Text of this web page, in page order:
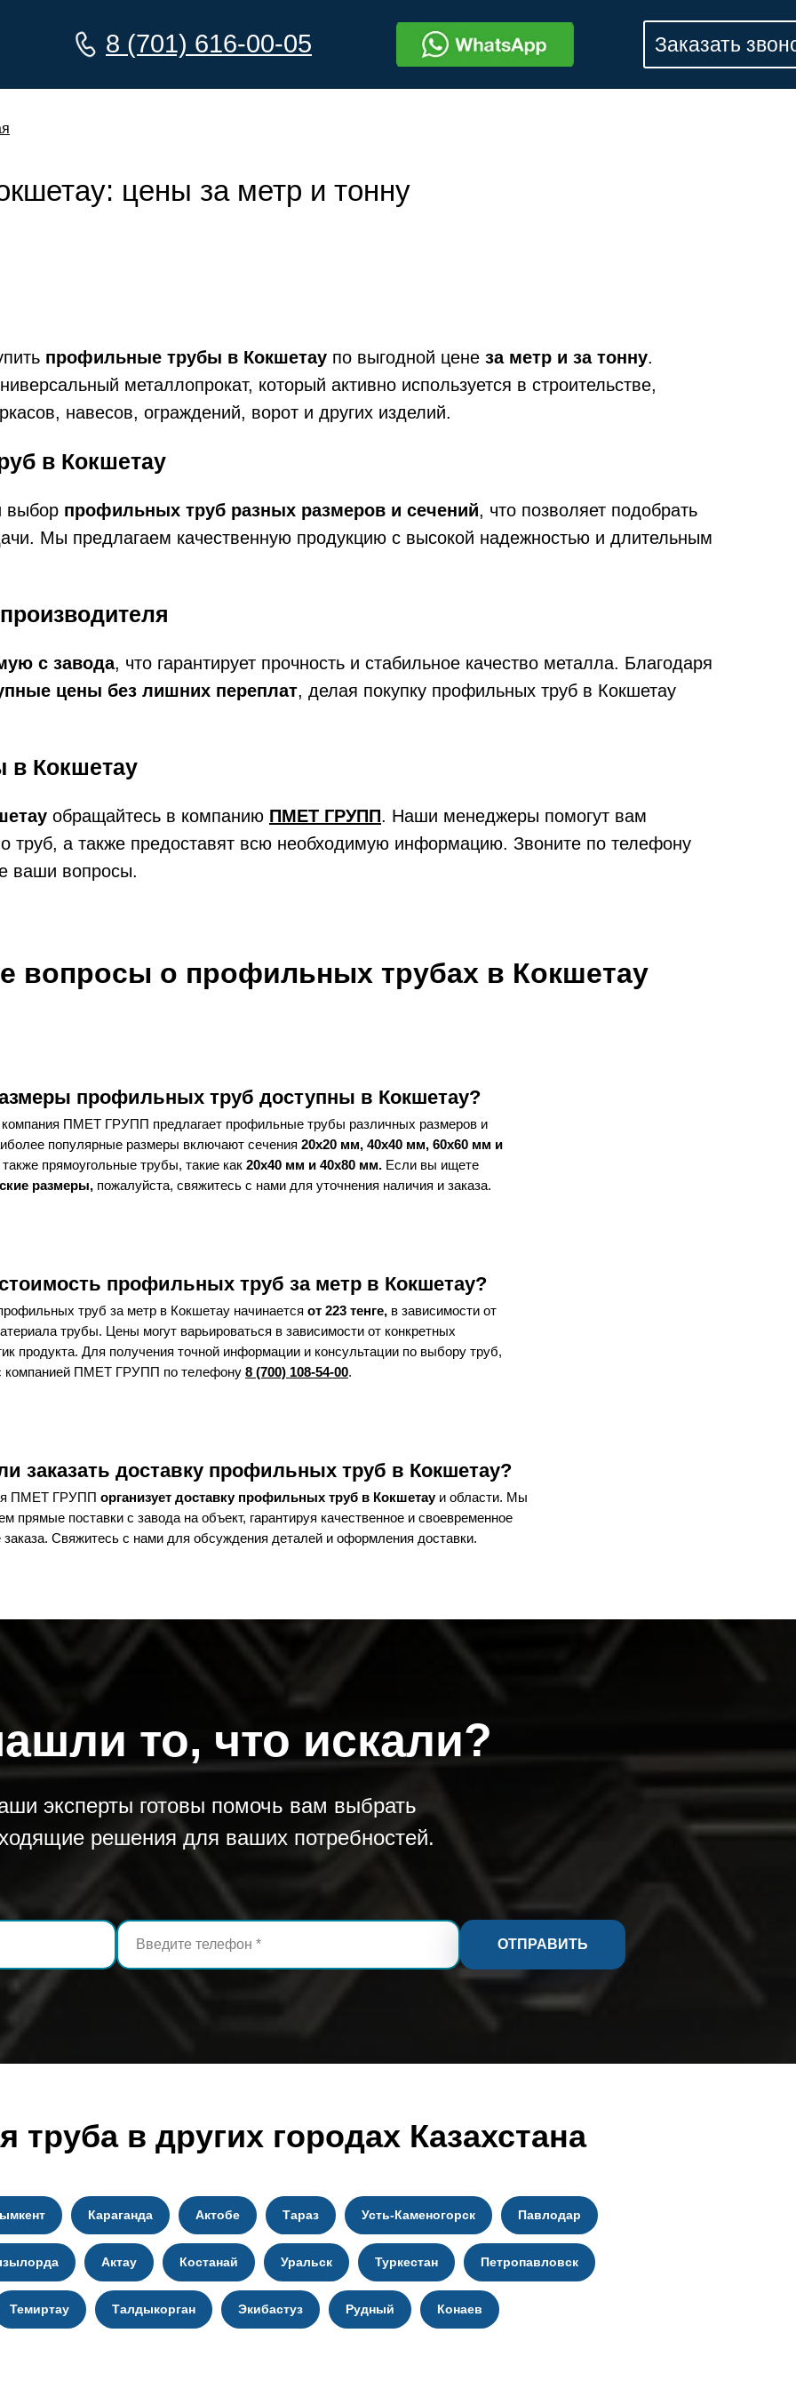
8 (701) 616-00-05 Заказать
цены за метр и тонну
профильные трубы в Кокшетау по выгодной цене за метр и за тонну.
металлопрокат, который активно используется в строительстве,
навесов, ограждений, ворот и других изделий.
в Кокшетау
выбор профильных труб разных размеров и сечений, что позволяет подобрать
Мы предлагаем качественную продукцию с высокой надежностью и длительным
с завода, что гарантирует прочность и стабильное качество металла. Благодаря
цены без лишних переплат, делая покупку профильных труб в Кокшетау
в Кокшетау
обращайтесь в компанию ПМЕТ ГРУПП. Наши менеджеры помогут вам
труб, а также предоставят всю необходимую информацию. Звоните по телефону
ваши вопросы.
8х8
8х8
8х8
8х8
8х8
8х8
10х10
10х10
10х10
10х10
10х10
10х10
вопросы о профильных трубах в Кокшетау
профильных труб доступны в Кокшетау?
ПМЕТ ГРУПП предлагает профильные трубы различных размеров и
популярные размеры включают сечения 20x20 мм, 40x40 мм, 60x60 мм и
также прямоугольные трубы, такие как 20x40 мм и 40x80 мм. Если вы ищете
размеры, пожалуйста, свяжитесь с нами для уточнения наличия и заказа.
профильных труб за метр в Кокшетау?
труб за метр в Кокшетау начинается от 223 тенге, в зависимости от
трубы. Цены могут варьироваться в зависимости от конкретных
продукта. Для получения точной информации и консультации по выбору труб,
компанией ПМЕТ ГРУПП по телефону 8 (700) 108-54-00.
заказать доставку профильных труб в Кокшетау?
ПМЕТ ГРУПП организует доставку профильных труб в Кокшетау и области. Мы
прямые поставки с завода на объект, гарантируя качественное и своевременное
Свяжитесь с нами для обсуждения деталей и оформления доставки.
то, что искали?
эксперты готовы помочь вам выбрать
решения для ваших потребностей.
ОТПРАВИТЬ
в других городах Казахстана
Караганда Актобе Тараз Усть-Каменогорск Павлодар
Актау Костанай Уральск Туркестан Петропавловск
Темиртау Талдыкорган Экибастуз Рудный Конаев